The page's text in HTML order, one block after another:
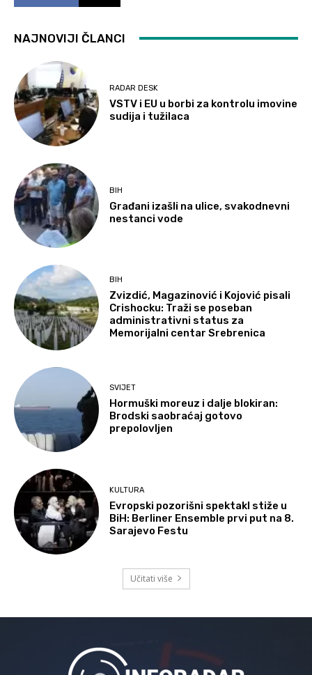
NAJNOVIJI ČLANCI
RADAR DESK
VSTV i EU u borbi za kontrolu imovine
sudija i tužilaca
BIH
Građani izašli na ulice, svakodnevni
nestanci vode
BIH
Zvizdić, Magazinović i Kojović pisali
Crishocku: Traži se poseban
administrativni status za
Memorijalni centar Srebrenica
SVIJET
Hormuški moreuz i dalje blokiran:
Brodski saobraćaj gotovo
prepolovljen
KULTURA
Evropski pozorišni spektakl stiže u
BiH: Berliner Ensemble prvi put na 8.
Sarajevo Festu
Učitati više